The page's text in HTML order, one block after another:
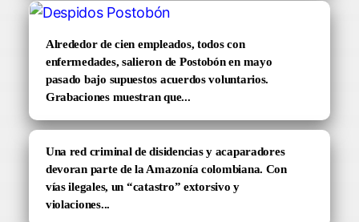
Alrededor de cien empleados, todos con
enfermedades, salieron de Postobón en mayo
pasado bajo supuestos acuerdos voluntarios.
Grabaciones muestran que...
Una red criminal de disidencias y acaparadores
devoran parte de la Amazonía colombiana. Con
vías ilegales, un “catastro” extorsivo y
violaciones...